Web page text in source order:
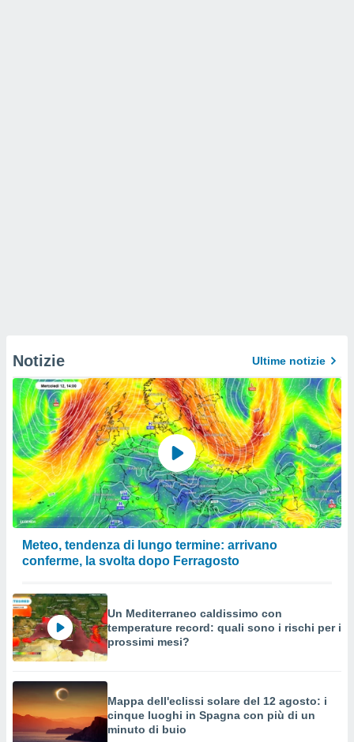
Notizie Ultime notizie
Meteo, tendenza di lungo termine: arrivano
conferme, la svolta dopo Ferragosto
Un Mediterraneo caldissimo con
temperature record: quali sono i rischi per i
prossimi mesi?
Mappa dell'eclissi solare del 12 agosto: i
cinque luoghi in Spagna con più di un
minuto di buio